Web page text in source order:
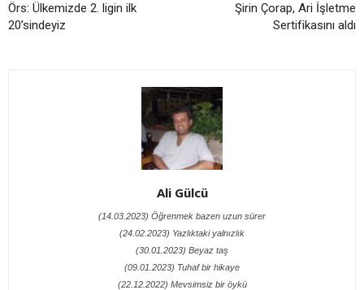
Örs: Ülkemizde 2. ligin ilk
20’sindeyiz
Şirin Çorap, Ari İşletme
Sertifikasını aldı
Ali Gülcü
(14.03.2023) Öğrenmek bazen uzun sürer
(24.02.2023) Yazlıktaki yalnızlık
(30.01.2023) Beyaz taş
(09.01.2023) Tuhaf bir hikaye
(22.12.2022) Mevsimsiz bir öykü